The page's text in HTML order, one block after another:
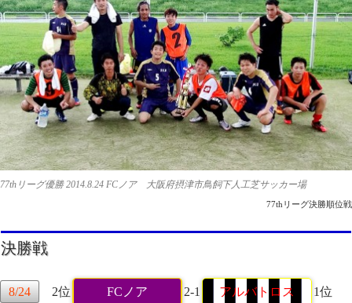
77thリーグ優勝 2014.8.24 FCノア 大阪府摂津市鳥飼下人工芝サッカー場
77thリーグ決勝順位戦
決勝戦
8/24 2位 FCノア 2-1 アルバトロス 1位